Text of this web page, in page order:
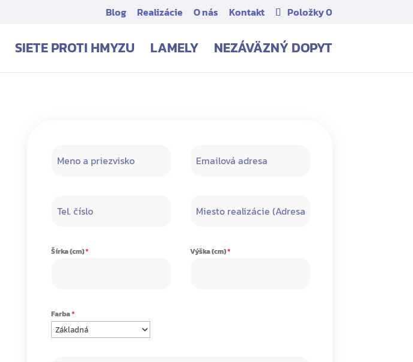
Blog Realizácie O nás Kontakt Položky 0
SIETE PROTI HMYZU LAMELY NEZÁVÄZNÝ DOPYT
Šírka (cm)* Výška (cm)*
Farba*